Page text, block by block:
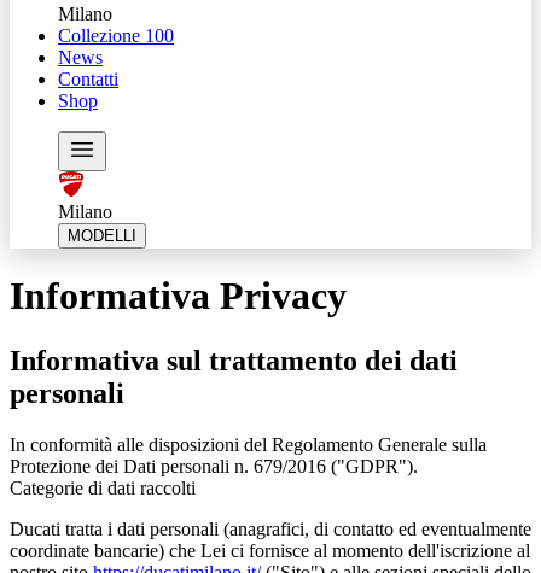
Milano
Collezione 100
News
Contatti
Shop
Milano
MODELLI
Informativa Privacy
Informativa sul trattamento dei dati
personali
In conformità alle disposizioni del Regolamento Generale sulla
Protezione dei Dati personali n. 679/2016 ("GDPR").
Categorie di dati raccolti
Ducati tratta i dati personali (anagrafici, di contatto ed eventualmente
coordinate bancarie) che Lei ci fornisce al momento dell'iscrizione al